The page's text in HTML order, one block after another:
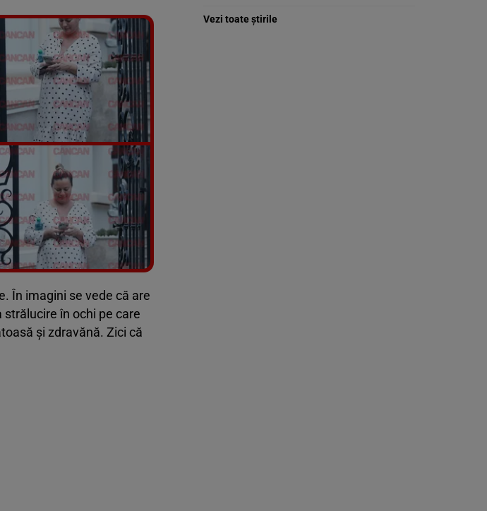
galeria foto
poze
În imagini se vede că are
în ochi pe care
și zdravănă. Zici că
Vezi toate știrile